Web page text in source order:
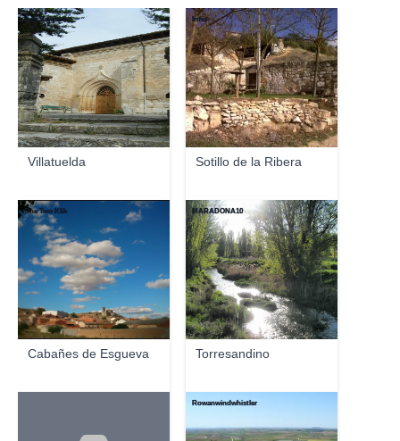
Villatuelda
Ana Sayalero
Sotillo de la Ribera
Irmo
Cabañes de Esgueva
One Two Klik
Torresandino
MARADONA10
Rowanwindwhistler